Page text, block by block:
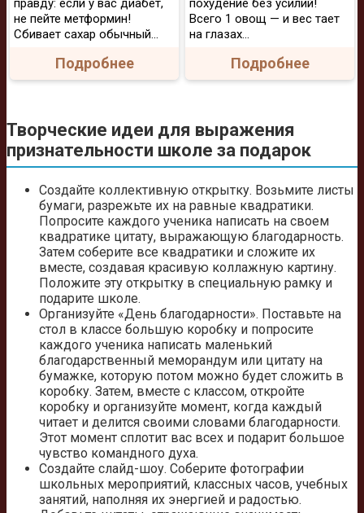
правду: если у вас диабет,
не пейте метформин!
Сбивает сахар обычный...
Подробнее
похудение без усилий!
Всего 1 овощ — и вес тает
на глазах…
Подробнее
Творческие идеи для выражения
признательности школе за подарок
Создайте коллективную открытку. Возьмите листы
бумаги, разрежьте их на равные квадратики.
Попросите каждого ученика написать на своем
квадратике цитату, выражающую благодарность.
Затем соберите все квадратики и сложите их
вместе, создавая красивую коллажную картину.
Положите эту открытку в специальную рамку и
подарите школе.
Организуйте «День благодарности». Поставьте на
стол в классе большую коробку и попросите
каждого ученика написать маленький
благодарственный меморандум или цитату на
бумажке, которую потом можно будет сложить в
коробку. Затем, вместе с классом, откройте
коробку и организуйте момент, когда каждый
читает и делится своими словами благодарности.
Этот момент сплотит вас всех и подарит большое
чувство командного духа.
Создайте слайд-шоу. Соберите фотографии
школьных мероприятий, классных часов, учебных
занятий, наполняя их энергией и радостью.